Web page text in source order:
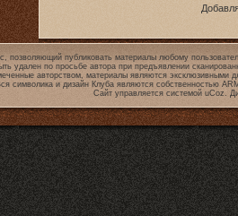
позволяющий публиковать материалы любому
удален по просьбе автора при предъявлении
авторством, материалы являются эксклюзивными
символика и дизайн Клуба являются собственностью
Сайт управляется системой uCoz.